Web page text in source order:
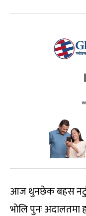
आज थुनछेक बहस
भोलि पुनः